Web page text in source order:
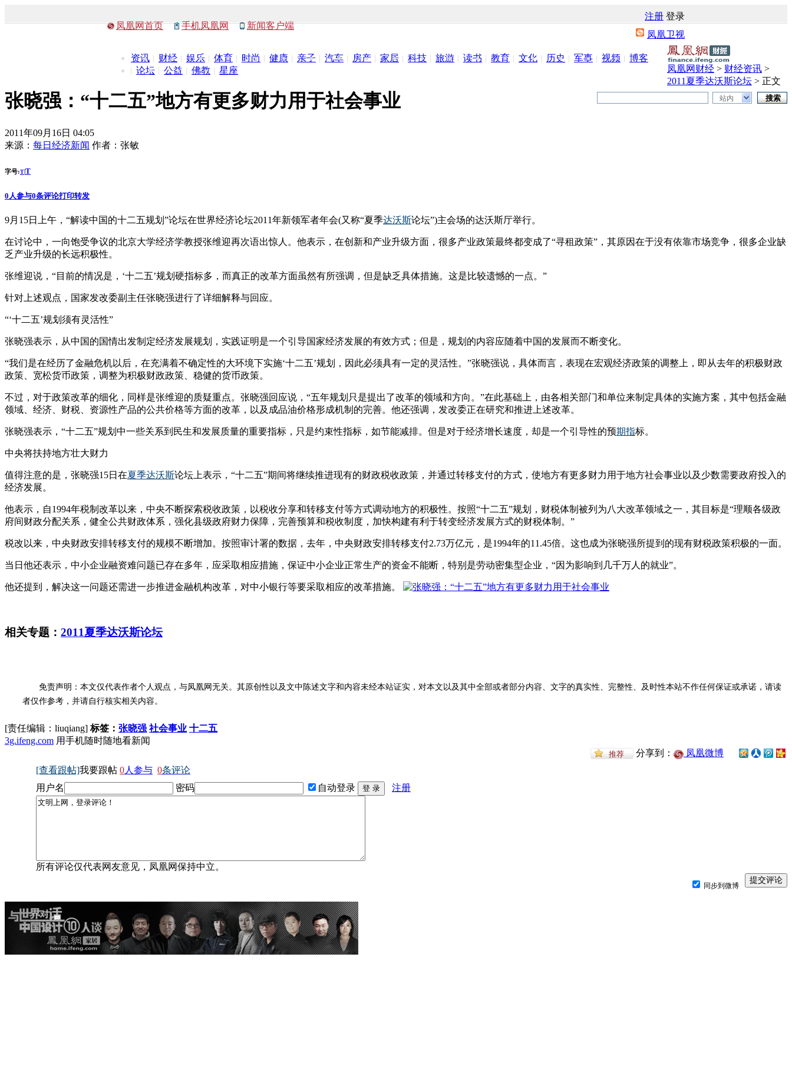
凤凰网首页 手机凤凰网 新闻客户端
注册 登录
凤凰卫视
资讯 财经 娱乐 体育 时尚 健康 亲子 汽车 房产 家居 科技 旅游 读书 教育 文化 历史 军事 视频
博客
论坛
公益 佛教 星座 凤凰网财经 > 财经资讯 >
2011夏季达沃斯论坛 > 正文
站内
张晓强：“十二五”地方有更多财力用于社会事业
2011年09月16日 04:05
来源： 每日经济新闻 作者： 张敏
字号:T|T
0 人参与0条评论打印转发
9月15日上午，“解读中国的十二五规划”论坛在世界经济论坛2011年新领军者年会(又称“夏季达沃斯论坛”)主会场的达沃斯厅举行。
在讨论中，一向饱受争议的北京大学经济学教授张维迎再次语出惊人。他表示，在创新和产业升级方面，很多产业政策最终都变成了“寻租政策”，其原因在于没有依靠市场竞争，很多企业缺
乏产业升级的长远积极性。
张维迎说，“目前的情况是，‘十二五’规划硬指标多，而真正的改革方面虽然有所强调，但是缺乏具体措施。这是比较遗憾的一点。”
针对上述观点，国家发改委副主任张晓强进行了详细解释与回应。
“‘十二五’规划须有灵活性”
张晓强表示，从中国的国情出发制定经济发展规划，实践证明是一个引导国家经济发展的有效方式；但是，规划的内容应随着中国的发展而不断变化。
“我们是在经历了金融危机以后，在充满着不确定性的大环境下实施‘十二五’规划，因此必须具有一定的灵活性。”张晓强说，具体而言，表现在宏观经济政策的调整上，即从去年的积极财政
政策、宽松货币政策，调整为积极财政政策、稳健的货币政策。
不过，对于政策改革的细化，同样是张维迎的质疑重点。张晓强回应说，“五年规划只是提出了改革的领域和方向。”在此基础上，由各相关部门和单位来制定具体的实施方案，其中包括金融
领域、经济、财税、资源性产品的公共价格等方面的改革，以及成品油价格形成机制的完善。他还强调，发改委正在研究和推进上述改革。
张晓强表示，“十二五”规划中一些关系到民生和发展质量的重要指标，只是约束性指标，如节能减排。但是对于经济增长速度，却是一个引导性的预期指标。
中央将扶持地方壮大财力
值得注意的是，张晓强15日在夏季达沃斯论坛上表示，“十二五”期间将继续推进现有的财政税收政策，并通过转移支付的方式，使地方有更多财力用于地方社会事业以及少数需要政府投入的
经济发展。
他表示，自1994年税制改革以来，中央不断探索税收政策，以税收分享和转移支付等方式调动地方的积极性。按照“十二五”规划，财税体制被列为八大改革领域之一，其目标是“理顺各级政
府间财政分配关系，健全公共财政体系，强化县级政府财力保障，完善预算和税收制度，加快构建有利于转变经济发展方式的财税体制。”
税改以来，中央财政安排转移支付的规模不断增加。按照审计署的数据，去年，中央财政安排转移支付2.73万亿元，是1994年的11.45倍。这也成为张晓强所提到的现有财税政策积极的一面。
当日他还表示，中小企业融资难问题已存在多年，应采取相应措施，保证中小企业正常生产的资金不能断，特别是劳动密集型企业，“因为影响到几千万人的就业”。
他还提到，解决这一问题还需进一步推进金融机构改革，对中小银行等要采取相应的改革措施。
相关专题： 2011夏季达沃斯论坛
免责声明：本文仅代表作者个人观点，与凤凰网无关。其原创性以及文中陈述文字和内容未经本站证实，对本文以及其中全部或者部分内容、文字的真实性、完整性、及时性本站不作任何保证或承诺，请读
者仅作参考，并请自行核实相关内容。
[责任编辑：liuqiang] 标签： 张晓强 社会事业 十二五
3g.ifeng.com 用手机随时随地看新闻
分享到：
凤凰微博
[查看跟帖]我要跟帖 0人参与 0条评论
用户名
密码 自动登录 注册
所有评论仅代表网友意见，凤凰网保持中立。
同步到微博